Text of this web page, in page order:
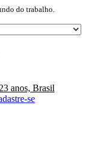
do trabalho.
23 anos, Brasil
se